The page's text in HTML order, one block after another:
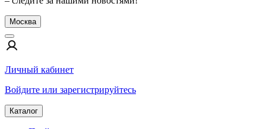
Москва
Личный кабинет
Войдите или зарегистрируйтесь
Каталог